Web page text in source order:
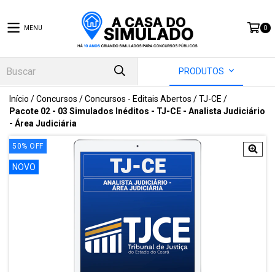
MENU 0
PRODUTOS
Início /Concursos /Concursos - Editais Abertos /TJ-CE /
Pacote 02 - 03 Simulados Inéditos - TJ-CE - Analista Judiciário
- Área Judiciária
50% OFF
NOVO